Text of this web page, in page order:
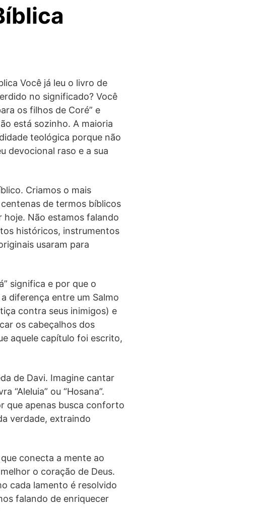
Você já leu o livro de
no significado? Você
os filhos de Coré” e
está sozinho. A maioria
teológica porque não
devocional raso e a sua
Criamos o mais
de termos bíblicos
hoje. Não estamos falando
históricos, instrumentos
usaram para
significa e por que o
diferença entre um Salmo
contra seus inimigos) e
os cabeçalhos dos
aquele capítulo foi escrito,
de Davi. Imagine cantar
“Aleluia” ou “Hosana”.
que apenas busca conforto
verdade, extraindo
conecta a mente ao
o coração de Deus.
cada lamento é resolvido
falando de enriquecer